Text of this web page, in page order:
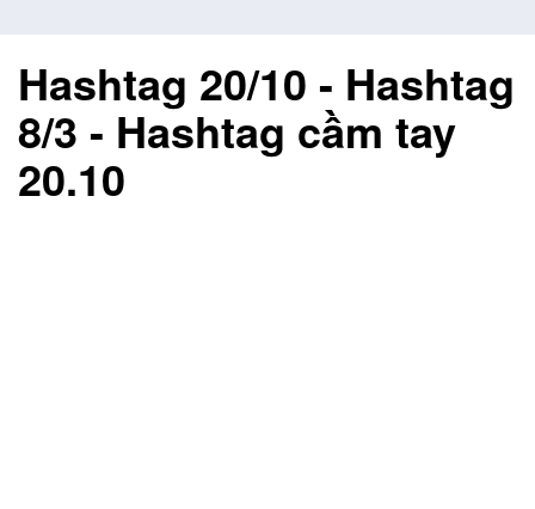
Hashtag 20/10 - Hashtag
8/3 - Hashtag cầm tay
20.10